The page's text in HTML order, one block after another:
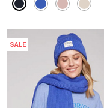
SALE